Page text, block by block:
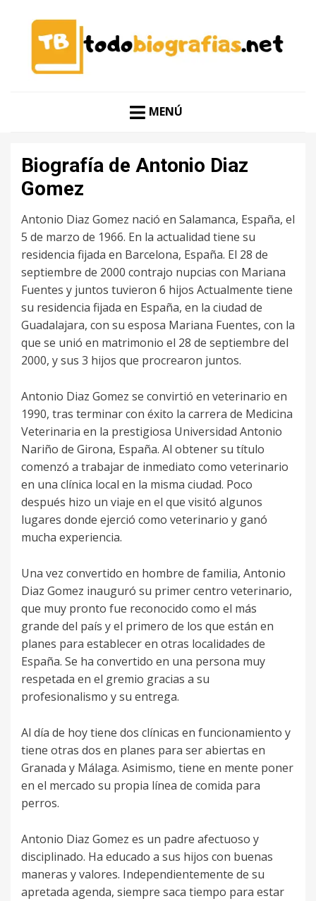
TODO BIOGRAFÍAS
MENÚ
Biografía de Antonio Diaz
Gomez
Antonio Diaz Gomez nació en Salamanca, España, el
5 de marzo de 1966. En la actualidad tiene su
residencia fijada en Barcelona, España. El 28 de
septiembre de 2000 contrajo nupcias con Mariana
Fuentes y juntos tuvieron 6 hijos Actualmente tiene
su residencia fijada en España, en la ciudad de
Guadalajara, con su esposa Mariana Fuentes, con la
que se unió en matrimonio el 28 de septiembre del
2000, y sus 3 hijos que procrearon juntos.
Antonio Diaz Gomez se convirtió en veterinario en
1990, tras terminar con éxito la carrera de Medicina
Veterinaria en la prestigiosa Universidad Antonio
Nariño de Girona, España. Al obtener su título
comenzó a trabajar de inmediato como veterinario
en una clínica local en la misma ciudad. Poco
después hizo un viaje en el que visitó algunos
lugares donde ejerció como veterinario y ganó
mucha experiencia.
Una vez convertido en hombre de familia, Antonio
Diaz Gomez inauguró su primer centro veterinario,
que muy pronto fue reconocido como el más
grande del país y el primero de los que están en
planes para establecer en otras localidades de
España. Se ha convertido en una persona muy
respetada en el gremio gracias a su
profesionalismo y su entrega.
Al día de hoy tiene dos clínicas en funcionamiento y
tiene otras dos en planes para ser abiertas en
Granada y Málaga. Asimismo, tiene en mente poner
en el mercado su propia línea de comida para
perros.
Antonio Diaz Gomez es un padre afectuoso y
disciplinado. Ha educado a sus hijos con buenas
maneras y valores. Independientemente de su
apretada agenda, siempre saca tiempo para estar